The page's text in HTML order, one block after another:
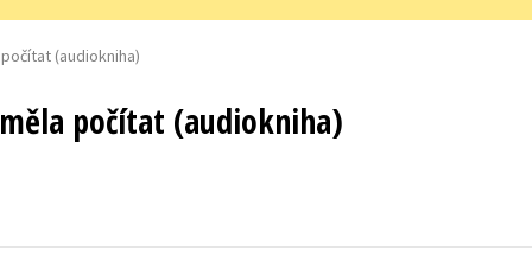
Kuchařky
New Adult
Ostatní
Učebnice
(audiokniha)
počítat (audiokniha)